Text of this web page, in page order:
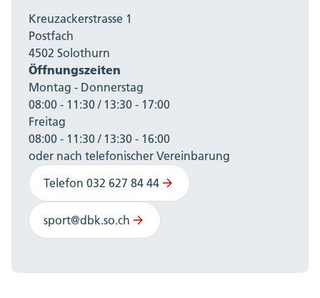
Kreuzackerstrasse 1
Postfach
4502 Solothurn
Öffnungszeiten
Montag - Donnerstag
08:00 - 11:30 / 13:30 - 17:00
Freitag
08:00 - 11:30 / 13:30 - 16:00
oder nach telefonischer Vereinbarung
Telefon 032 627 84 44
sport@dbk.so.ch